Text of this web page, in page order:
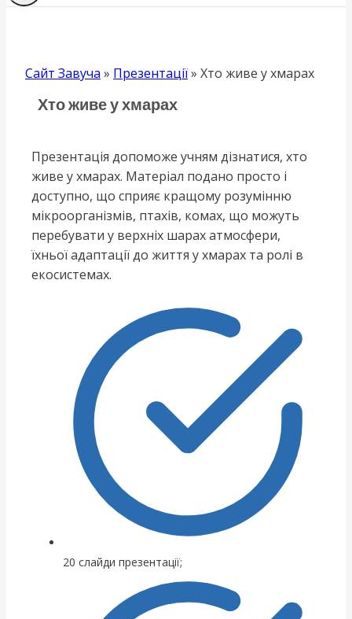
Сайт Завуча » Презентації» Хто живе у хмарах
Хто живе у хмарах
Презентація допоможе учням дізнатися, хто
живе у хмарах. Матеріал подано просто і
доступно, що сприяє кращому розумінню
мікроорганізмів, птахів, комах, що можуть
перебувати у верхніх шарах атмосфери,
їхньої адаптації до життя у хмарах та ролі в
екосистемах.
20 слайди презентації;